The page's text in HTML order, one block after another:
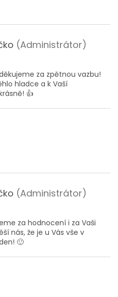
(Administrátor)
za zpětnou vazbu!
hladce a k Vaší
👍
je 5 z 5 hvězdiček.
(Administrátor)
za hodnocení i za Vaši
nás, že je u Vás vše v
🙂
je 5 z 5 hvězdiček.